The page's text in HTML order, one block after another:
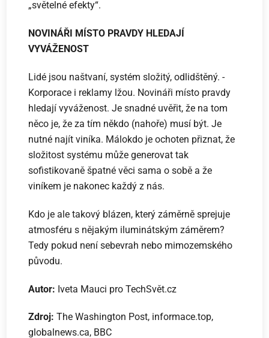
„světelné efekty“.
NOVINÁŘI MÍSTO PRAVDY HLEDAJÍ
VYVÁŽENOST
Lidé jsou naštvaní, systém složitý, odlidštěný. ­
Korporace i reklamy lžou. Novináři místo pravdy
hledají vyváženost. Je snadné uvěřit, že na tom
něco je, že za tím někdo (nahoře) musí být. Je
nutné najít viníka. Málokdo je ochoten přiznat, že
složitost systému může generovat tak
sofistikovaně špatné věci sama o sobě a že
viníkem je nakonec každý z nás.
Kdo je ale takový blázen, který záměrně sprejuje
atmosféru s nějakým iluminátským záměrem?
Tedy pokud není sebevrah nebo mimozemského
původu.
Autor: Iveta Mauci pro TechSvět.cz
Zdroj: The Washington Post, informace.top,
globalnews.ca, BBC